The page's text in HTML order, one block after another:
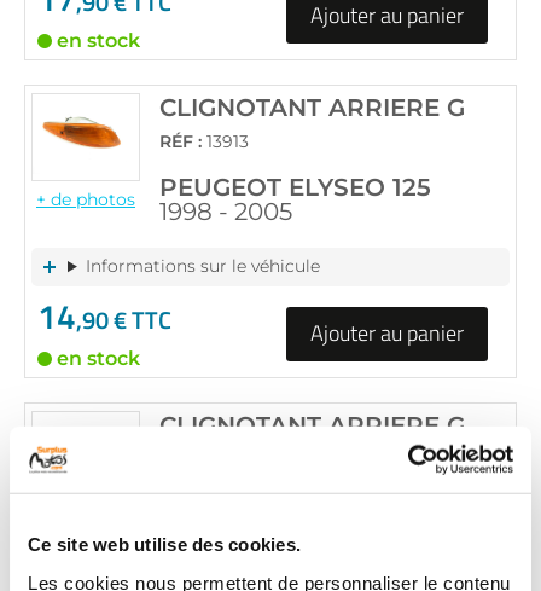
Ce site web utilise des cookies.
Les cookies nous permettent de personnaliser le contenu
en stock
Ajouter au panier
+ de photos
CLIGNOTANT ARRIERE G
RÉF : 13913
PEUGEOT ELYSEO 125
1998 - 2005
Informations sur le véhicule
14,90 € TTC
en stock
Ajouter au panier
CLIGNOTANT ARRIERE G
Informations sur le véhicule